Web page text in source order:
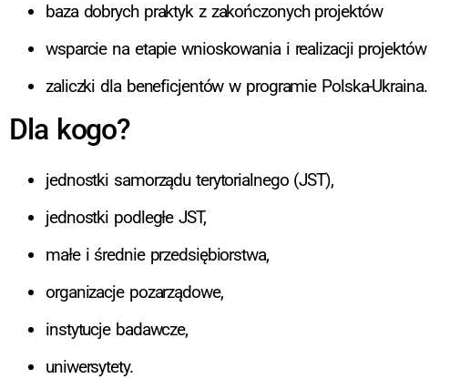
baza dobrych praktyk z zakończonych projektów
wsparcie na etapie wnioskowania i realizacji projektów
zaliczki dla beneficjentów w programie Polska-Ukraina.
Dla kogo?
jednostki samorządu terytorialnego (JST),
jednostki podległe JST,
małe i średnie przedsiębiorstwa,
organizacje pozarządowe,
instytucje badawcze,
uniwersytety.